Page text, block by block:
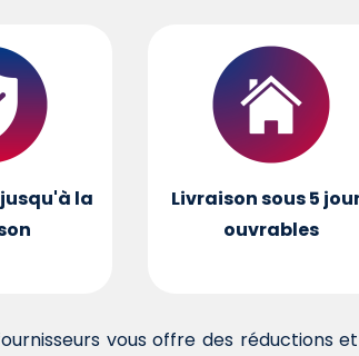
la
Livraison sous 5
ouvrables
vous offre des réductions